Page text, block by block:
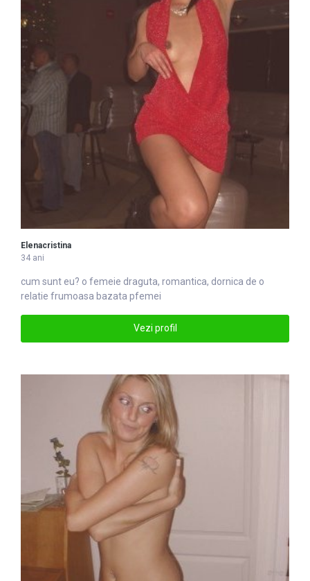
Elenacristina
34 ani
cum sunt eu? o femeie draguta, romantica, dornica de o
relatie frumoasa bazata pfemei
Vezi profil